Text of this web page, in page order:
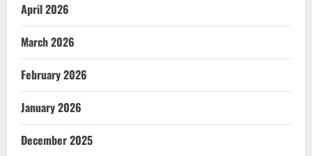
April 2026
March 2026
February 2026
January 2026
December 2025